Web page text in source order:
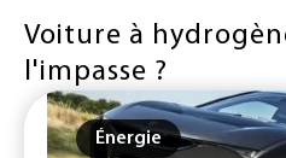
Voiture à
l'impasse ?
Énergie